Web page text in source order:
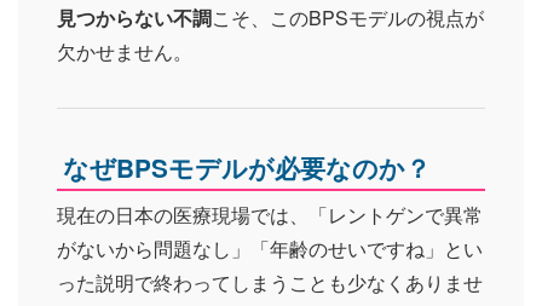
見つからない不調こそ、このBPSモデルの視点が
欠かせません。
なぜBPSモデルが必要なのか？
現在の日本の医療現場では、「レントゲンで異常
がないから問題なし」「年齢のせいですね」とい
った説明で終わってしまうことも少なくありませ